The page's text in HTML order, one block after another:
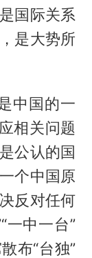
国际关系
是大势所
中国的一
相关问题
公认的国
个中国原
反对任何
一中一台”
布“台独”